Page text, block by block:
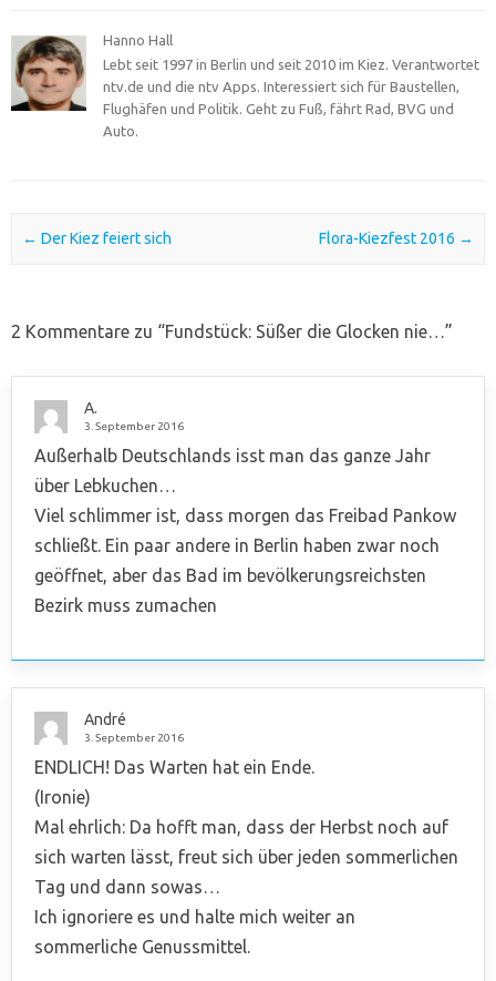
Hanno Hall
Lebt seit 1997 in Berlin und seit 2010 im Kiez. Verantwortet
ntv.de und die ntv Apps. Interessiert sich für Baustellen,
Flughäfen und Politik. Geht zu Fuß, fährt Rad, BVG und
Auto.
Post navigation
← Der Kiez feiert sich Flora-Kiezfest 2016 →
2 Kommentare zu “Fundstück: Süßer die Glocken nie…”
A.
3. September 2016
Außerhalb Deutschlands isst man das ganze Jahr
über Lebkuchen…
Viel schlimmer ist, dass morgen das Freibad Pankow
schließt. Ein paar andere in Berlin haben zwar noch
geöffnet, aber das Bad im bevölkerungsreichsten
Bezirk muss zumachen
André
3. September 2016
ENDLICH! Das Warten hat ein Ende.
(Ironie)
Mal ehrlich: Da hofft man, dass der Herbst noch auf
sich warten lässt, freut sich über jeden sommerlichen
Tag und dann sowas…
Ich ignoriere es und halte mich weiter an
sommerliche Genussmittel.